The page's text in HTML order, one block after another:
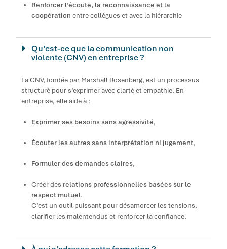
Renforcer l’écoute, la reconnaissance et la
coopération entre collègues et avec la hiérarchie
Qu’est-ce que la communication non
violente (CNV) en entreprise ?
La CNV, fondée par Marshall Rosenberg, est un processus
structuré pour s’exprimer avec clarté et empathie. En
entreprise, elle aide à :
Exprimer ses besoins sans agressivité,
Écouter les autres sans interprétation ni jugement,
Formuler des demandes claires,
Créer des relations professionnelles basées sur le
respect mutuel.
C’est un outil puissant pour désamorcer les tensions,
clarifier les malentendus et renforcer la confiance.